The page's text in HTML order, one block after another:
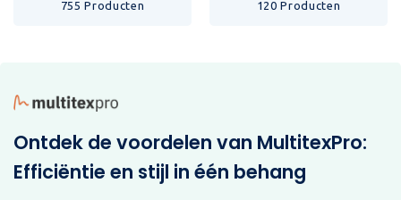
755 Producten 120 Producten
Ontdek de voordelen van MultitexPro:
Efficiëntie en stijl in één behang